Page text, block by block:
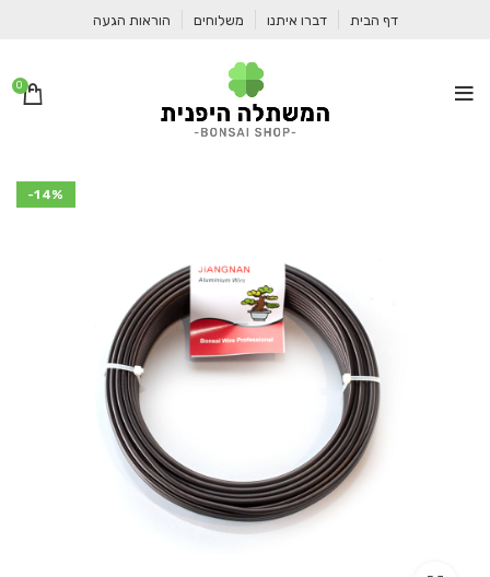
דף הבית דברו איתנו משלוחים הוראות הגעה
0
-14%